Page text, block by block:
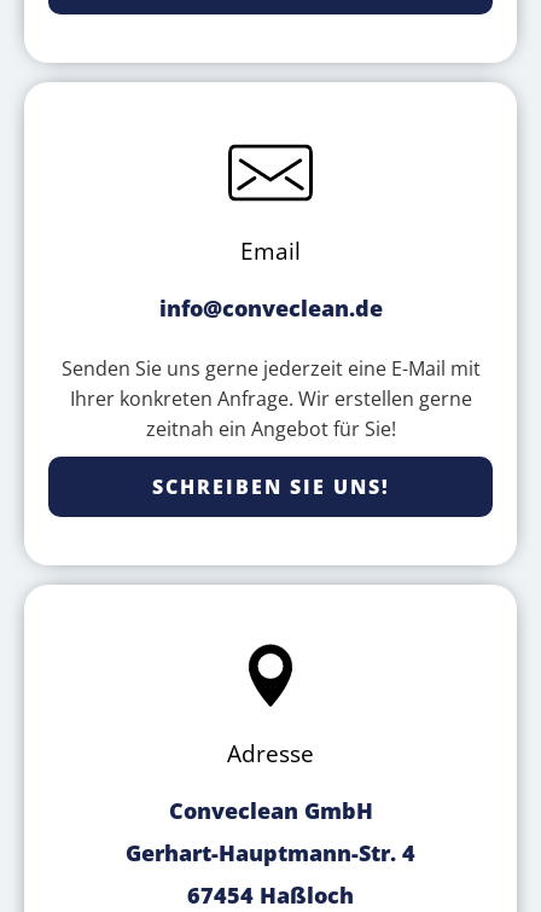
Email
info@conveclean.de
Senden Sie uns gerne jederzeit eine E-Mail mit
Ihrer konkreten Anfrage. Wir erstellen gerne
zeitnah ein Angebot für Sie!
SCHREIBEN SIE UNS!
Adresse
Conveclean GmbH
Gerhart-Hauptmann-Str. 4
67454 Haßloch